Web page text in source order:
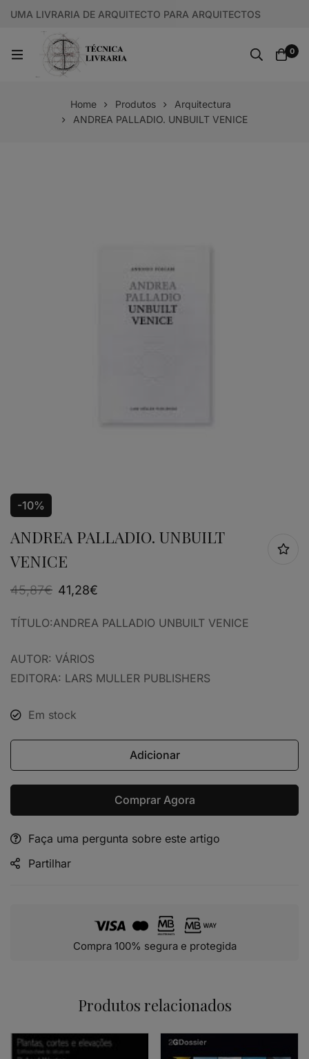
UMA LIVRARIA DE ARQUITECTO PARA ARQUITECTOS
0
Home Produtos
Arquitectura
ANDREA PALLADIO. UNBUILT VENICE
-10%
ANDREA PALLADIO. UNBUILT
VENICE
45,87€ 41,28€
TÍTULO:ANDREA PALLADIO UNBUILT VENICE
AUTOR: VÁRIOS
EDITORA: LARS MULLER PUBLISHERS
Em stock
Adicionar
Comprar Agora
Alternative:
Faça uma pergunta sobre este artigo
Partilhar
Compra 100% segura e protegida
Produtos relacionados